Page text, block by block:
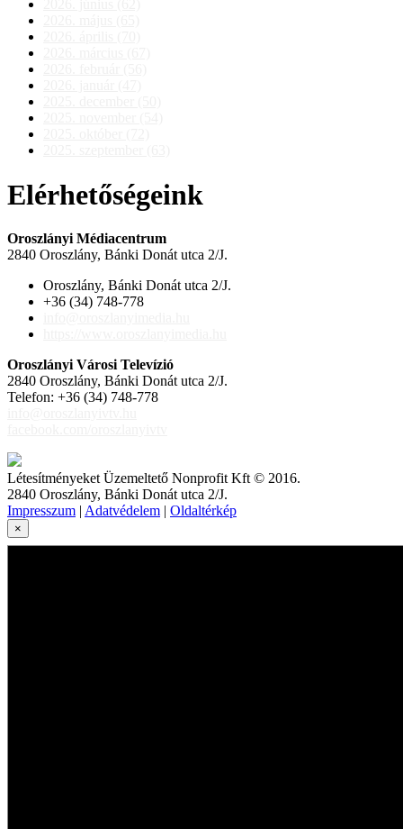
Elérhetőségeink
Oroszlányi Médiacentrum
2840 Oroszlány, Bánki Donát utca 2/J.
Oroszlány, Bánki Donát utca 2/J.
+36 (34) 748-778
Oroszlányi Városi Televízió
2840 Oroszlány, Bánki Donát utca 2/J.
Telefon: +36 (34) 748-778
Létesítményeket Üzemeltető Nonprofit Kft © 2016.
2840 Oroszlány, Bánki Donát utca 2/J.
Impresszum | Adatvédelem | Oldaltérkép
×